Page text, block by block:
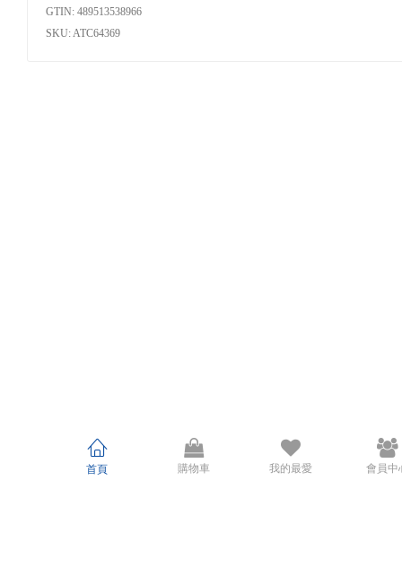
GTIN: 489513538966
SKU: ATC64369
首頁 購物車 我的最愛 會員中